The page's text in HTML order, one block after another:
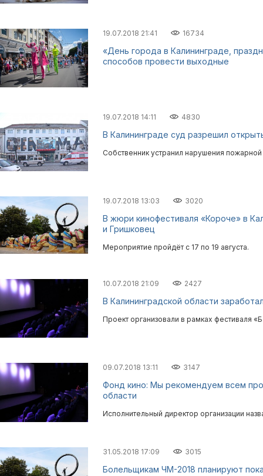
19.07.2018 21:41 16734
«День города в Калининграде,
способов провести выходные
19.07.2018 14:11 4830
В Калининграде суд разрешил
Собственник устранил нарушения пожарной
19.07.2018 13:03 3020
В жюри кинофестиваля «Короче» в
и Гришковец
Мероприятие пройдёт с 17 по 19 августа.
10.07.2018 21:09 2427
В Калининградской области
Проект организовали в рамках фестиваля
09.07.2018 13:11 3147
Фонд кино: Мы рекомендуем всем
области
Исполнительный директор организации
31.05.2018 17:09 3015
Болельщикам ЧМ-2018 планируют